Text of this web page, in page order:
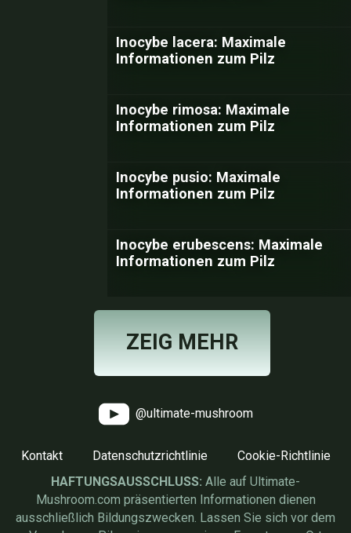
Inocybe lacera: Maximale
Informationen zum Pilz
Inocybe rimosa: Maximale
Informationen zum Pilz
Inocybe pusio: Maximale
Informationen zum Pilz
Inocybe erubescens: Maximale
Informationen zum Pilz
ZEIG MEHR
@ultimate-mushroom
Kontakt Datenschutzrichtlinie
Cookie-Richtlinie
HAFTUNGSAUSSCHLUSS: Alle auf Ultimate-
Mushroom.com präsentierten Informationen dienen
ausschließlich Bildungszwecken. Lassen Sie sich vor dem